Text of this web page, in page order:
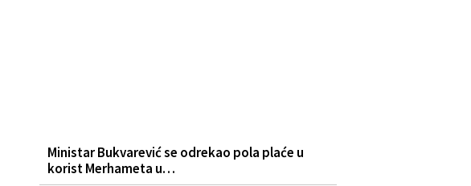
Ministar Bukvarević se odrekao pola plaće u
korist Merhameta u…